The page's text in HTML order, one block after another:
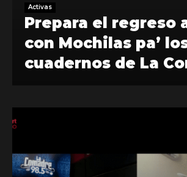
Activas
Prepara el regreso
con Mochilas pa’
cuadernos de La